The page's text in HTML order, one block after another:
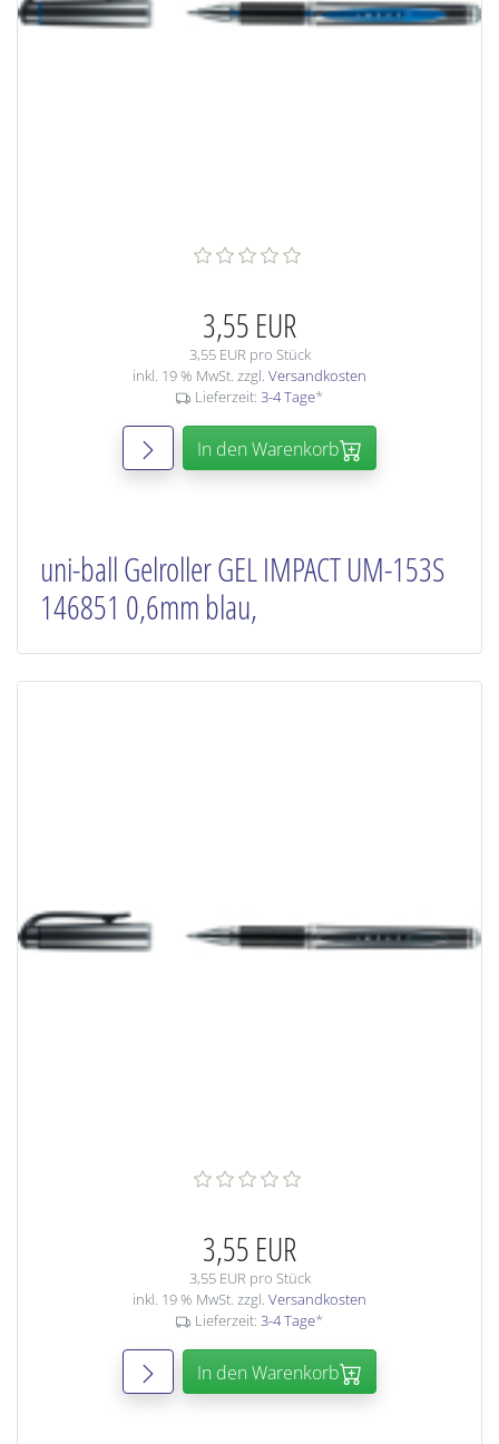
3,55 EUR
3,55 EUR pro Stück
inkl. 19 % MwSt. zzgl. Versandkosten
Lieferzeit: 3-4 Tage*
In den Warenkorb
uni-ball Gelroller GEL IMPACT UM-153S
146851 0,6mm blau,
3,55 EUR
3,55 EUR pro Stück
inkl. 19 % MwSt. zzgl. Versandkosten
Lieferzeit: 3-4 Tage*
In den Warenkorb